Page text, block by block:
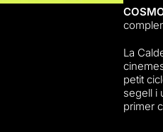
La
petit
segell i
primer